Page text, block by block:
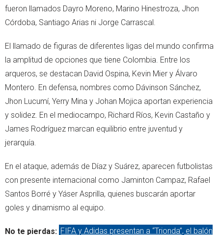
fueron llamados Dayro Moreno, Marino Hinestroza, Jhon
Córdoba, Santiago Arias ni Jorge Carrascal.
El llamado de figuras de diferentes ligas del mundo confirma
la amplitud de opciones que tiene Colombia. Entre los
arqueros, se destacan David Ospina, Kevin Mier y Álvaro
Montero. En defensa, nombres como Dávinson Sánchez,
Jhon Lucumí, Yerry Mina y Johan Mojica aportan experiencia
y solidez. En el mediocampo, Richard Ríos, Kevin Castaño y
James Rodríguez marcan equilibrio entre juventud y
jerarquía.
En el ataque, además de Díaz y Suárez, aparecen futbolistas
con presente internacional como Jaminton Campaz, Rafael
Santos Borré y Yáser Asprilla, quienes buscarán aportar
goles y dinamismo al equipo.
No te pierdas: FIFA y Adidas presentan a “Trionda”, el balón